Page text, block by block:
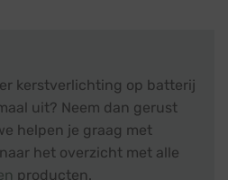
kerstverlichting op batterij
uit? Neem dan gerust
helpen je graag met
het overzicht met alle
producten.